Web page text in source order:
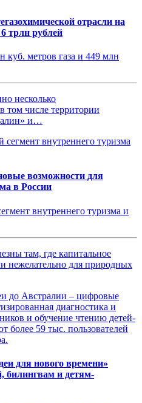
отрасли на
трлн рублей
метров газа и 449 млн
несколько
том числе территории
и…
возможности для
в России
внутреннего туризма и
там, где капитальное
нежелательно для природных
для нового времени»
билингвам и детям-